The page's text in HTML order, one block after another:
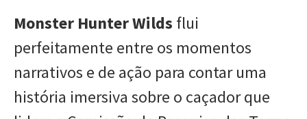
Monster Hunter Wilds flui
perfeitamente entre os momentos
narrativos e de ação para contar uma
história imersiva sobre o caçador que